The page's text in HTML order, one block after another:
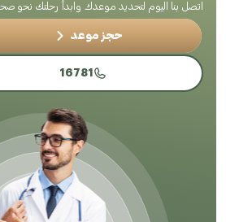
اتصل بنا اليوم لتحديد موعدك وابدأ رحلتك نحو
حجز موعد
16781